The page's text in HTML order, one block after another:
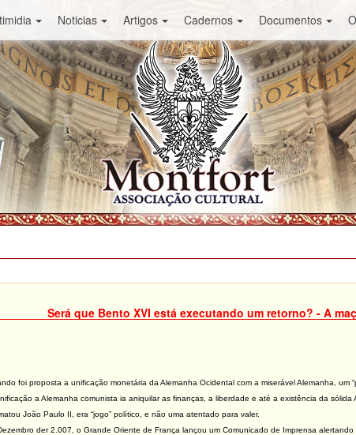
Noticias Artigos Cadernos Documentos
Será que Bento XVI está executando um retorno? - A
foi proposta a unificação monetária da Alemanha Ocidental com a miserável Alemanha, um
a Alemanha comunista ia aniquilar as finanças, a liberdade e até a existência da
João Paulo II, era “jogo” político, e não uma atentado para valer.
der 2.007, o Grande Oriente de França lançou um Comunicado de Imprensa